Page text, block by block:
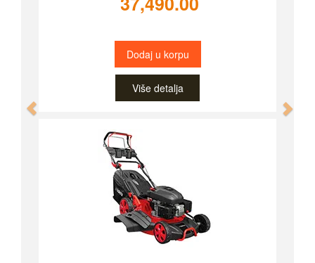
Dodaj u korpu
Više detalja